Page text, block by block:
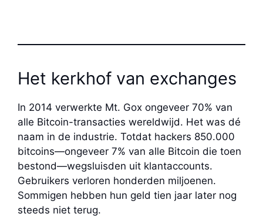
Het kerkhof van exchanges
In 2014 verwerkte Mt. Gox ongeveer 70% van
alle Bitcoin-transacties wereldwijd. Het was dé
naam in de industrie. Totdat hackers 850.000
bitcoins—ongeveer 7% van alle Bitcoin die toen
bestond—wegsluisden uit klantaccounts.
Gebruikers verloren honderden miljoenen.
Sommigen hebben hun geld tien jaar later nog
steeds niet terug.